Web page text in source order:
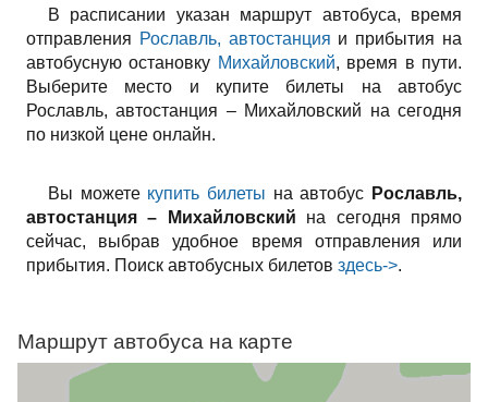
В расписании указан маршрут автобуса, время
отправления Рославль, автостанция и прибытия на
автобусную остановку Михайловский, время в пути.
Выберите место и купите билеты на автобус
Рославль, автостанция – Михайловский на сегодня
по низкой цене онлайн.
Вы можете купить билеты на автобус Рославль,
автостанция – Михайловский на сегодня прямо
сейчас, выбрав удобное время отправления или
прибытия. Поиск автобусных билетов здесь->.
Маршрут автобуса на карте